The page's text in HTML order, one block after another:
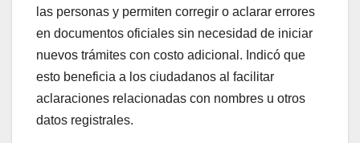
las personas y permiten corregir o aclarar errores
en documentos oficiales sin necesidad de iniciar
nuevos trámites con costo adicional. Indicó que
esto beneficia a los ciudadanos al facilitar
aclaraciones relacionadas con nombres u otros
datos registrales.